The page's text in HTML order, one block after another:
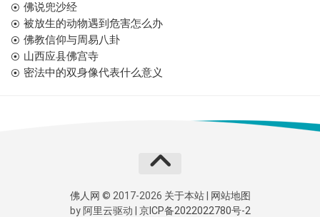
佛说兜沙经
被放生的动物遇到危害怎么办
佛教信仰与周易八卦
山西应县佛宫寺
密法中的双身像代表什么意义
佛人网 © 2017-2026 关于本站|
网站地图
by 阿里云驱动 | 京ICP备2022022780号-2